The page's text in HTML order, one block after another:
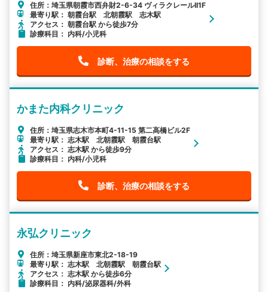
住所：埼玉県朝霞市西弁財2-6-34 ヴィラクレールII1F
最寄り駅： 朝霞台駅 北朝霞駅 志木駅
アクセス： 朝霞台駅 から徒歩7分
診療科目： 内科/小児科
診断、治療の相談をする
かまた内科クリニック
住所：埼玉県志木市本町4-11-15 第二高橋ビル2F
最寄り駅： 志木駅 北朝霞駅 朝霞台駅
アクセス： 志木駅 から徒歩9分
診療科目： 内科/小児科
診断、治療の相談をする
永弘クリニック
住所：埼玉県新座市東北2-18-19
最寄り駅： 志木駅 北朝霞駅 朝霞台駅
アクセス： 志木駅 から徒歩6分
診療科目： 内科/泌尿器科/外科